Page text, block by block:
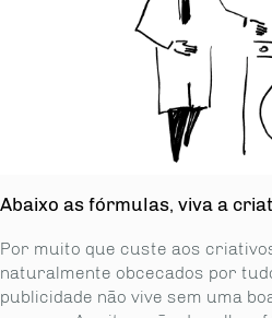
Abaixo as fórmulas, viva a
Por muito que custe aos
naturalmente obcecados por
publicidade não vive sem uma